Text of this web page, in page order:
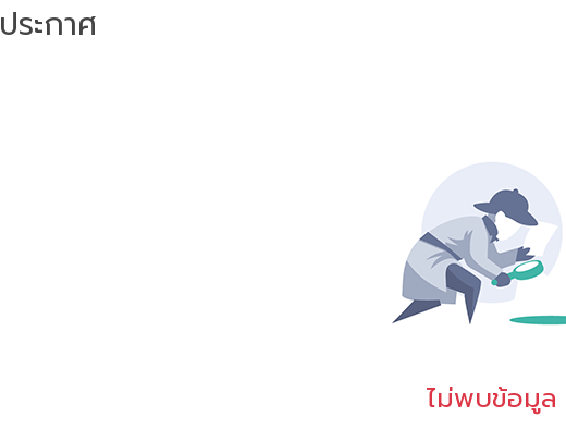
ประกาศ
ไม่พบข้อมูล